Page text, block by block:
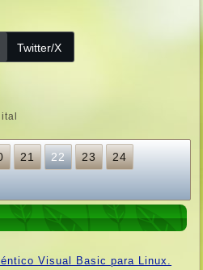
Twitter/X
21 22 23
24
Visual Basic para Linux.